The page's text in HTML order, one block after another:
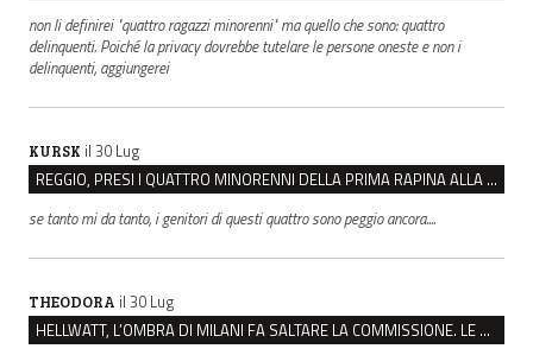
non li definirei "quattro ragazzi minorenni" ma quello che sono: quattro
delinquenti. Poiché la privacy dovrebbe tutelare le persone oneste e non i
delinquenti, aggiungerei
KURSK il 30 Lug
REGGIO, PRESI I QUATTRO MINORENNI DELLA PRIMA RAPINA ALLA FARMACIA DI COVIOLO
se tanto mi da tanto, i genitori di questi quattro sono peggio ancora....
THEODORA il 30 Lug
HELLWATT, L’OMBRA DI MILANI FA SALTARE LA COMMISSIONE. LE OPPOSIZIONI: “SCAPPANO DALLA VERITÀ”